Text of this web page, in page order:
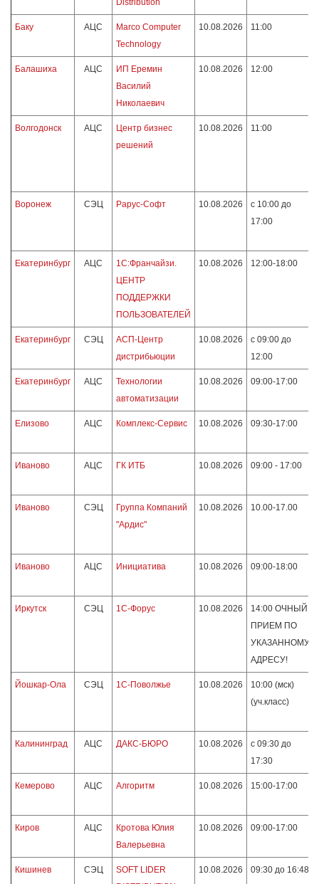
Distribution
Баку АЦС
Marco Computer
Technology
10.08.2026 11:00
Балашиха АЦС
ИП Еремин
Василий
Николаевич
10.08.2026 12:00
Волгодонск АЦС
Центр бизнес
решений
10.08.2026 11:00
Воронеж СЭЦ Рарус-Софт 10.08.2026
с 10:00 до
17:00
Екатеринбург АЦС
1С:Франчайзи.
ЦЕНТР
ПОДДЕРЖКИ
ПОЛЬЗОВАТЕЛЕЙ
10.08.2026 12:00-18:00
Екатеринбург СЭЦ
АСП-Центр
дистрибьюции
10.08.2026
с 09:00 до
12:00
Екатеринбург АЦС
Технологии
автоматизации
10.08.2026 09:00-17:00
Елизово АЦС Комплекс-Сервис 10.08.2026 09:30-17:00
Иваново АЦС ГК ИТБ 10.08.2026 09:00 - 17:00
Иваново СЭЦ
Группа Компаний
"Ардис"
10.08.2026 10.00-17.00
Иваново АЦС Инициатива 10.08.2026 09:00-18:00
Иркутск СЭЦ 1С-Форус 10.08.2026
14:00 ОЧНЫЙ
ПРИЕМ ПО
УКАЗАННОМУ
АДРЕСУ!
Йошкар-Ола СЭЦ 1С-Поволжье 10.08.2026
10:00 (мск)
(уч.класс)
Калининград АЦС ДАКС-БЮРО 10.08.2026
с 09:30 до
17:30
Кемерово АЦС Алгоритм 10.08.2026 15:00-17:00
Киров АЦС
Кротова Юлия
Валерьевна
10.08.2026 09:00-17:00
Кишинев СЭЦ
SOFT LIDER
10.08.2026 09:30 до 16:48